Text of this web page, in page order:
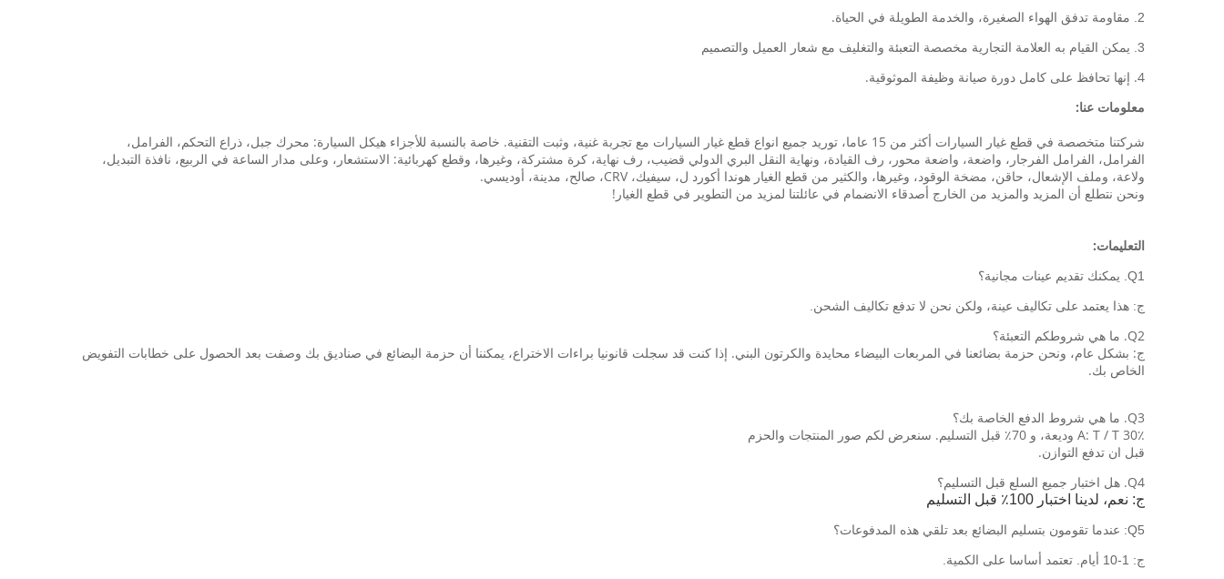
2. مقاومة تدفق الهواء الصغيرة، والخدمة الطويلة في الحياة.
3. يمكن القيام به العلامة التجارية مخصصة التعبئة والتغليف مع شعار العميل والتصميم
4. إنها تحافظ على كامل دورة صيانة وظيفة الموثوقية.
معلومات عنا:
شركتنا متخصصة في قطع غيار السيارات أكثر من 15 عاما، توريد جميع انواع قطع غيار السيارات مع تجربة غنية، وثبت التقنية. خاصة بالنسبة للأجزاء هيكل السيارة: محرك جبل، ذراع التحكم، الفرامل،
الفرامل، الفرامل الفرجار، واضعة، واضعة محور، رف القيادة، ونهاية النقل البري الدولي قضيب، رف نهاية، كرة مشتركة، وغيرها، وقطع كهربائية: الاستشعار، وعلى مدار الساعة في الربيع، نافذة التبديل،
ولاعة، وملف الإشعال، حاقن، مضخة الوقود، وغيرها، والكثير من قطع الغيار هوندا أكورد ل، سيفيك، CRV، صالح، مدينة، أوديسي.
ونحن نتطلع أن المزيد والمزيد من الخارج أصدقاء الانضمام في عائلتنا لمزيد من التطوير في قطع الغيار!
التعليمات:
Q1. يمكنك تقديم عينات مجانية؟
ج: هذا يعتمد على تكاليف عينة، ولكن نحن لا تدفع تكاليف الشحن.
Q2. ما هي شروطكم التعبئة؟
ج: بشكل عام، ونحن حزمة بضائعنا في المربعات البيضاء محايدة والكرتون البني. إذا كنت قد سجلت قانونيا براءات الاختراع، يمكننا أن حزمة البضائع في صناديق بك وصفت بعد الحصول على خطابات التفويض
الخاص بك.
Q3. ما هي شروط الدفع الخاصة بك؟
A: T / T 30٪ وديعة، و 70٪ قبل التسليم. سنعرض لكم صور المنتجات والحزم
قبل ان تدفع التوازن.
Q4. هل اختبار جميع السلع قبل التسليم؟
ج: نعم، لدينا اختبار 100٪ قبل التسليم
Q5: عندما تقومون بتسليم البضائع بعد تلقي هذه المدفوعات؟
ج: 1-10 أيام. تعتمد أساسا على الكمية.